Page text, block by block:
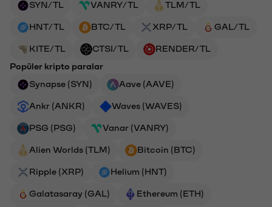
SYN/TL
VANRY/TL TLM/TL
HNT/TL BTC/TL XRP/TL GAL/TL
KITE/TL CTSI/TL
RENDER/TL
Popüler kripto paralar
Synapse (SYN)
Aave (AAVE)
Ankr (ANKR) Waves (WAVES)
PSG (PSG) Vanar (VANRY)
Alien Worlds (TLM) Bitcoin (BTC)
Ripple (XRP) Helium (HNT)
Galatasaray (GAL) Ethereum (ETH)